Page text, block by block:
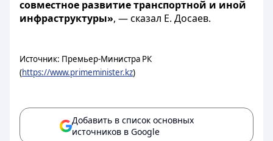
совместное развитие транспортной и иной
инфраструктуры», — сказал Е. Досаев.
Источник: Премьер-Министра РК
(https://www.primeminister.kz)
Добавить в список основных
источников в Google